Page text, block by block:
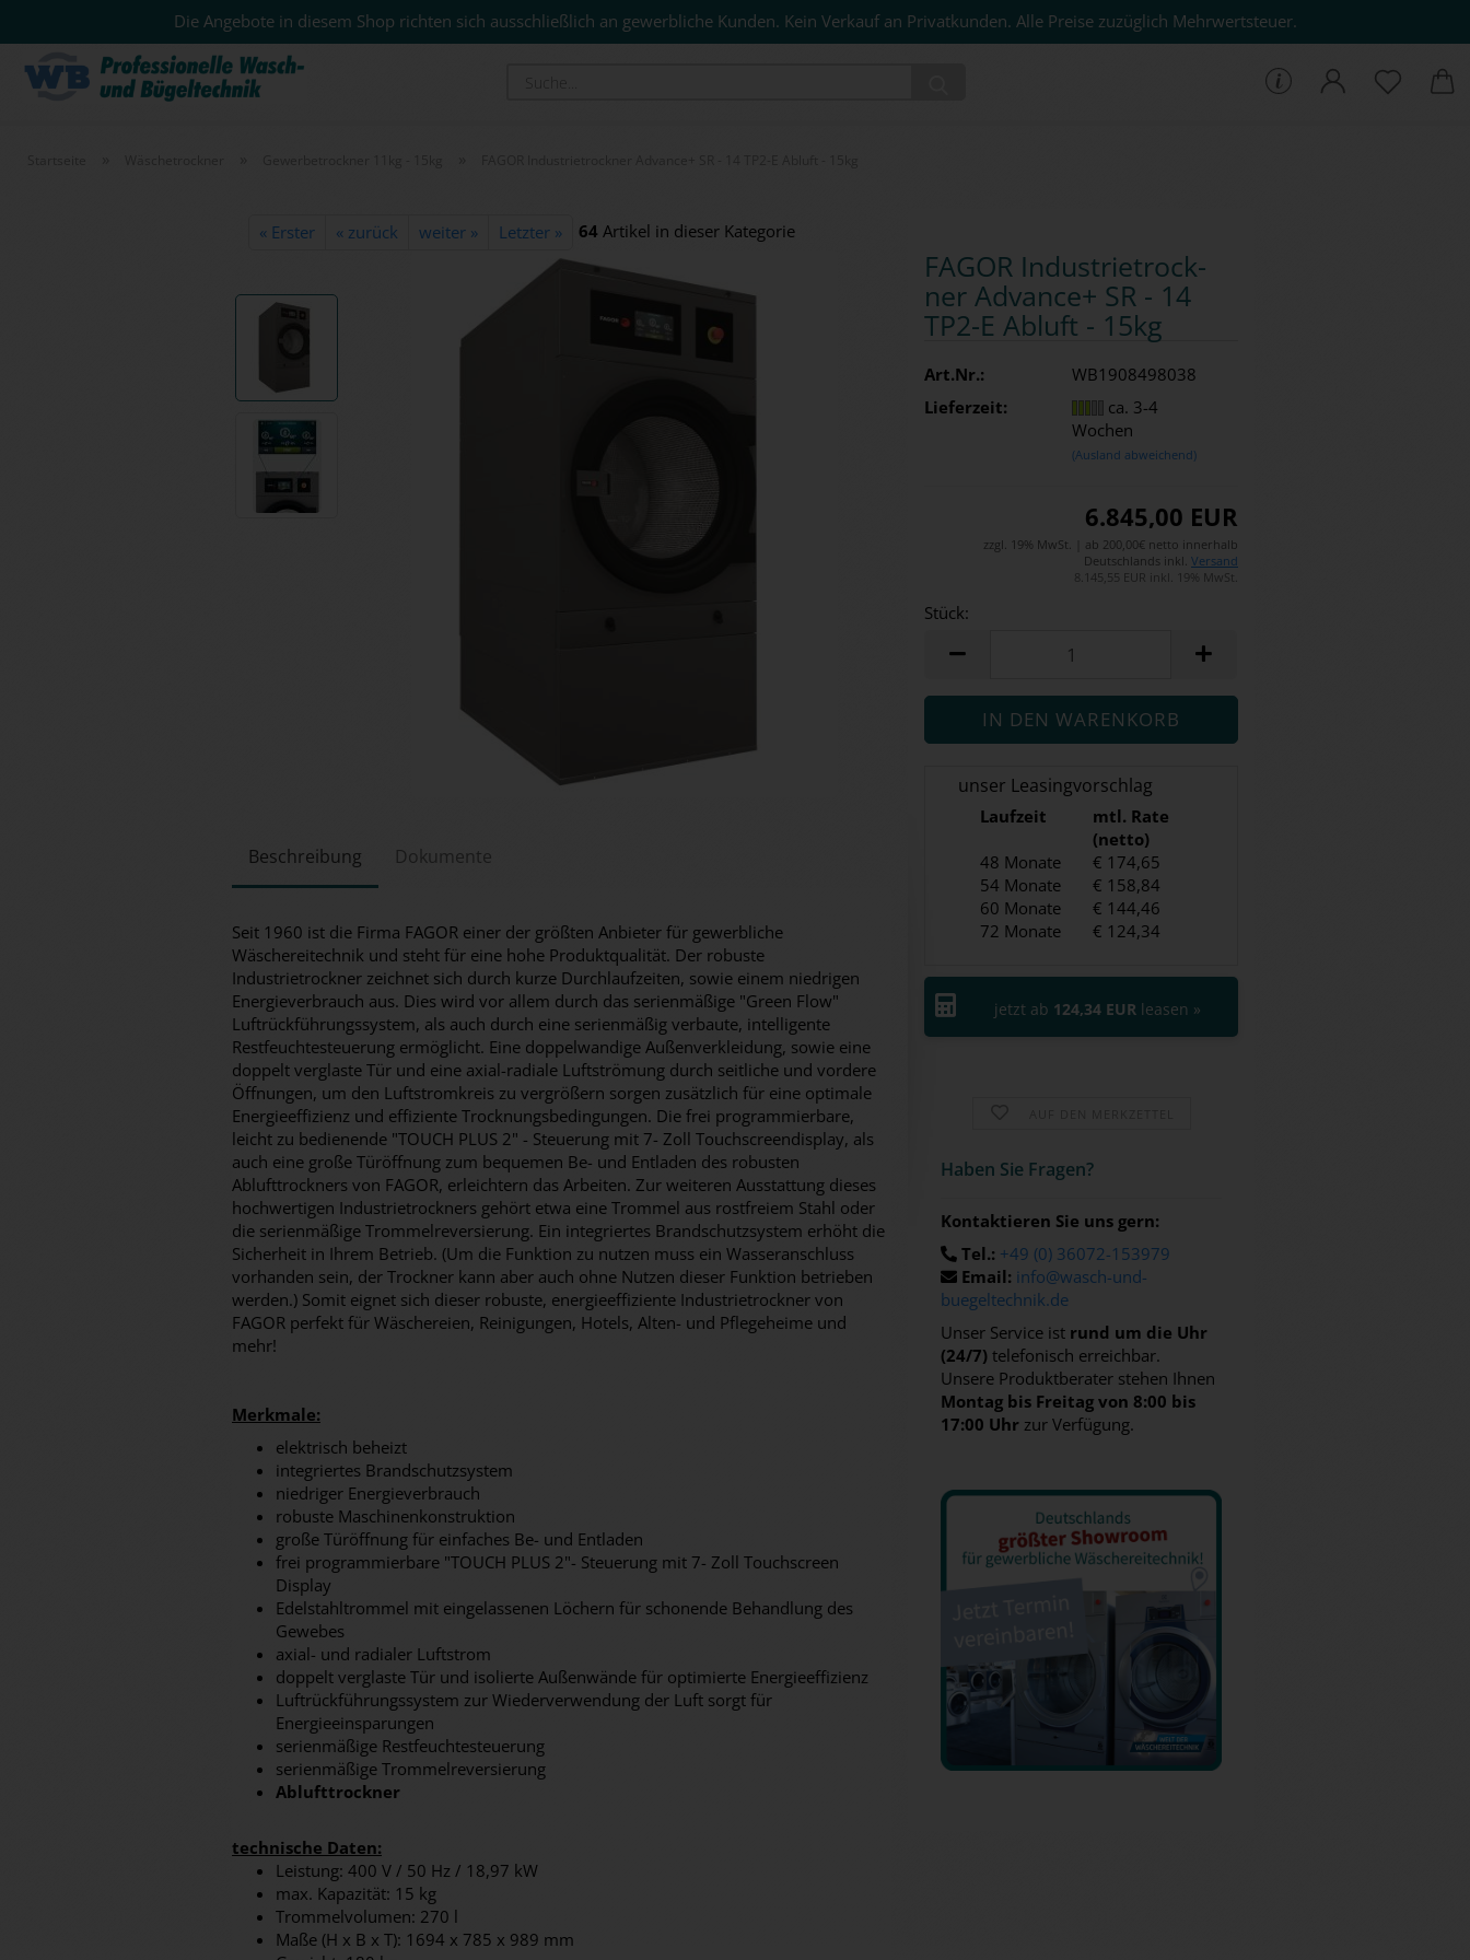
Die Angebote in diesem Shop richten sich ausschließlich an gewerbliche Kunden. Kein Verkauf an Privatkunden. Alle Preise zuzüglich Mehrwertsteuer.
« Erster « zurück weiter » Letzter » 64 Artikel in dieser Kategorie
FAGOR In­dus­trie­trock­
ner Ad­van­ce+ SR - 14
TP2-E Ab­luft - 15kg
Art.Nr.:
WB1908498038
Lieferzeit:
ca. 3-4
Wochen
(Ausland abweichend)
6.845,00 EUR
zzgl. 19% MwSt. | ab 200,00€ netto innerhalb
Deutschlands inkl. Versand
8.145,55 EUR inkl. 19% MwSt.
Stück:
Stück
unser Leasingvorschlag
Laufzeit
mtl. Rate
(netto)
48 Monate
€ 174,65
54 Monate
€ 158,84
60 Monate
€ 144,46
72 Monate
€ 124,34
jetzt ab 124,34 EURleasen »
Haben Sie Fra­gen?
Kontaktieren Sie uns gern:
Tel.: +49 (0) 36072-153979
Email: info@wasch-und-
buegeltechnik.de
Unser Service ist rund um die Uhr
(24/7) telefonisch erreichbar.
Unsere Produktberater stehen Ihnen
Montag bis Freitag von 8:00 bis
17:00 Uhr zur Verfügung.
Beschreibung Dokumente
Seit 1960 ist die Firma FAGOR einer der größten Anbieter für gewerbliche
Wäschereitechnik und steht für eine hohe Produktqualität. Der robuste
Industrietrockner zeichnet sich durch kurze Durchlaufzeiten, sowie einem niedrigen
Energieverbrauch aus. Dies wird vor allem durch das serienmäßige "Green Flow"
Luftrückführungssystem, als auch durch eine serienmäßig verbaute, intelligente
Restfeuchtesteuerung ermöglicht. Eine doppelwandige Außenverkleidung, sowie eine
doppelt verglaste Tür und eine axial-radiale Luftströmung durch seitliche und vordere
Öffnungen, um den Luftstromkreis zu vergrößern sorgen zusätzlich für eine optimale
Energieeffizienz und effiziente Trocknungsbedingungen. Die frei programmierbare,
leicht zu bedienende "TOUCH PLUS 2" - Steuerung mit 7- Zoll Touchscreendisplay, als
auch eine große Türöffnung zum bequemen Be- und Entladen des robusten
Ablufttrockners von FAGOR, erleichtern das Arbeiten. Zur weiteren Ausstattung dieses
hochwertigen Industrietrockners gehört etwa eine Trommel aus rostfreiem Stahl oder
die serienmäßige Trommelreversierung. Ein integriertes Brandschutzsystem erhöht die
Sicherheit in Ihrem Betrieb. (Um die Funktion zu nutzen muss ein Wasseranschluss
vorhanden sein, der Trockner kann aber auch ohne Nutzen dieser Funktion betrieben
werden.) Somit eignet sich dieser robuste, energieeffiziente Industrietrockner von
FAGOR perfekt für Wäschereien, Reinigungen, Hotels, Alten- und Pflegeheime und
mehr!
Merkmale:
elektrisch beheizt
integriertes Brandschutzsystem
niedriger Energieverbrauch
robuste Maschinenkonstruktion
große Türöffnung für einfaches Be- und Entladen
frei programmierbare "TOUCH PLUS 2"- Steuerung mit 7- Zoll Touchscreen
Display
Edelstahltrommel mit eingelassenen Löchern für schonende Behandlung des
Gewebes
axial- und radialer Luftstrom
doppelt verglaste Tür und isolierte Außenwände für optimierte Energieeffizienz
Luftrückführungssystem zur Wiederverwendung der Luft sorgt für
Energieeinsparungen
serienmäßige Restfeuchtesteuerung
serienmäßige Trommelreversierung
Ablufttrockner
technische Daten:
Leistung: 400 V / 50 Hz / 18,97 kW
max. Kapazität: 15 kg
Trommelvolumen: 270 l
Maße (H x B x T): 1694 x 785 x 989 mm